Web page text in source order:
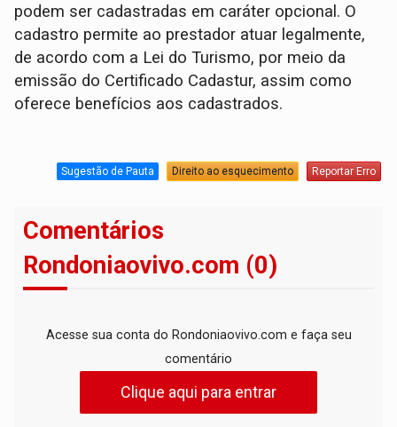
podem ser cadastradas em caráter opcional. O
cadastro permite ao prestador atuar legalmente,
de acordo com a Lei do Turismo, por meio da
emissão do Certificado Cadastur, assim como
oferece benefícios aos cadastrados.
Sugestão de Pauta Direito ao esquecimento Reportar Erro
Comentários
Rondoniaovivo.com (0)
Acesse sua conta do Rondoniaovivo.com e faça seu
comentário
Clique aqui para entrar